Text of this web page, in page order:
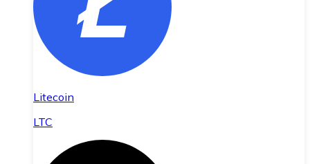
Litecoin
LTC